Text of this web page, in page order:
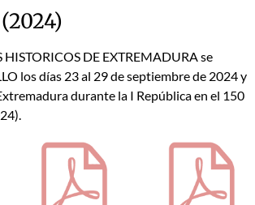
DE EXTREMADURA se
los días 23 al 29 de septiembre de 2024 y
durante la I República en el 150